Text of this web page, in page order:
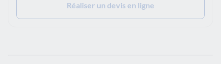
Réaliser un devis en ligne